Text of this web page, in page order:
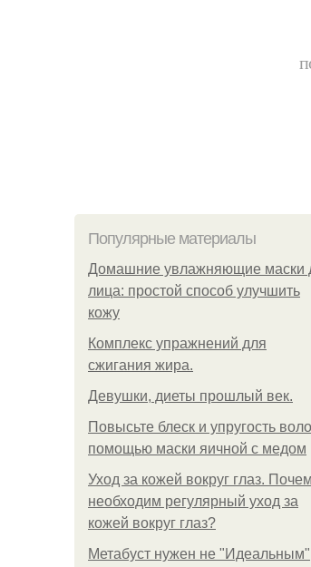
Популярные материалы
Домашние увлажняющие маски
лица: простой способ улучшить
кожу
Комплекс упражнений для
сжигания жира.
Девушки, диеты прошлый век.
Повысьте блеск и упругость
помощью маски яичной с медом
Уход за кожей вокруг глаз.
необходим регулярный уход за
кожей вокруг глаз?
Метабуст нужен не